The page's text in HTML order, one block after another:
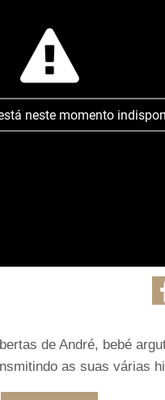
neste momento
de André, bebé
as suas várias